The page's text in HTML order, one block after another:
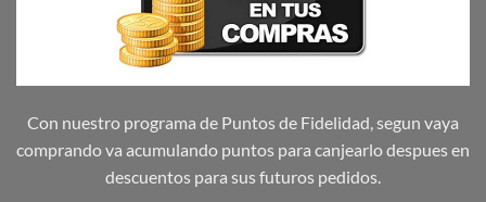
Con nuestro programa de Puntos de Fidelidad, segun vaya
comprando va acumulando puntos para canjearlo despues en
descuentos para sus futuros pedidos.